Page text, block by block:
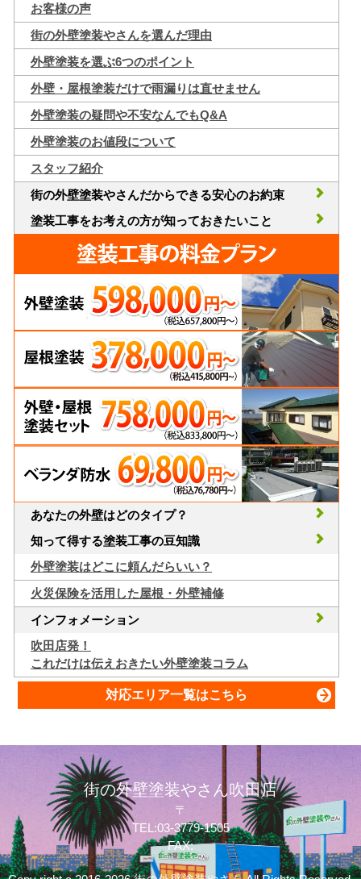
お客様の声
街の外壁塗装やさんを選んだ理由
外壁塗装を選ぶ6つのポイント
外壁・屋根塗装だけで雨漏りは直せません
外壁塗装の疑問や不安なんでもQ&A
外壁塗装のお値段について
スタッフ紹介
街の外壁塗装やさんだからできる安心のお約束
塗装工事をお考えの方が知っておきたいこと
あなたの外壁はどのタイプ？
知って得する塗装工事の豆知識
外壁塗装はどこに頼んだらいい？
火災保険を活用した屋根・外壁補修
インフォメーション
吹田店発！
これだけは伝えおきたい外壁塗装コラム
対応エリア一覧はこちら
街の外壁塗装やさん吹田店
〒
TEL:03-3779-1505
FAX: